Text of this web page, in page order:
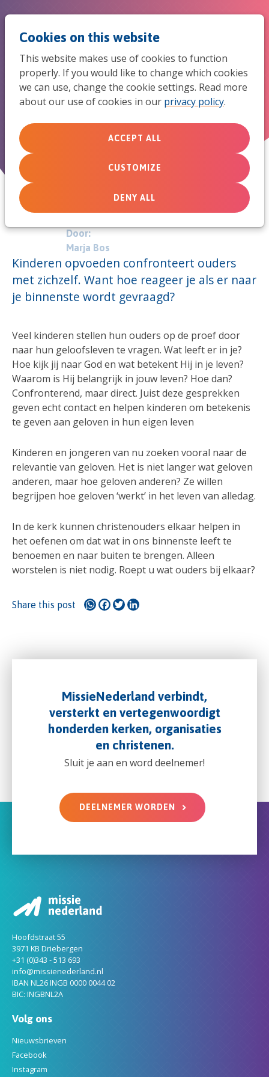
Cookies on this website
This website makes use of cookies to function
properly. If you would like to change which cookies
we can use, change the cookie settings. Read more
about our use of cookies in our privacy policy.
ACCEPT ALL
CUSTOMIZE
DENY ALL
Geloofsopvoeding: Roep ouders
bij elkaar
September 20, 2013
Door:
Marja Bos
Kinderen opvoeden confronteert ouders
met zichzelf. Want hoe reageer je als er naar
je binnenste wordt gevraagd?
Veel kinderen stellen hun ouders op de proef door
naar hun geloofsleven te vragen. Wat leeft er in je?
Hoe kijk jij naar God en wat betekent Hij in je leven?
Waarom is Hij belangrijk in jouw leven? Hoe dan?
Confronterend, maar direct. Juist deze gesprekken
geven echt contact en helpen kinderen om betekenis
te geven aan geloven in hun eigen leven
Kinderen en jongeren van nu zoeken vooral naar de
relevantie van geloven. Het is niet langer wat geloven
anderen, maar hoe geloven anderen? Ze willen
begrijpen hoe geloven ‘werkt’ in het leven van alledag.
In de kerk kunnen christenouders elkaar helpen in
het oefenen om dat wat in ons binnenste leeft te
benoemen en naar buiten te brengen. Alleen
worstelen is niet nodig. Roept u wat ouders bij elkaar?
Share this post WhatsApp
Facebook
Twitter
MissieNederland verbindt,
versterkt en vertegenwoordigt
honderden kerken, organisaties
en christenen.
Sluit je aan en word deelnemer!
DEELNEMER WORDEN
Hoofdstraat 55
3971 KB Driebergen
+31 (0)343 - 513 693
info@missienederland.nl
IBAN NL26 INGB 0000 0044 02
BIC: INGBNL2A
Volg ons
Nieuwsbrieven
Facebook
Instagram